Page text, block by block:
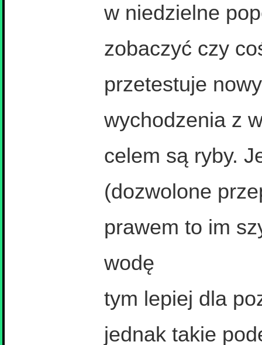
w niedzielne
zobaczyć czy
przetestuje
wychodzenia z
celem są ryby.
(dozwolone
prawem to im
wodę
tym lepiej dla
jednak takie